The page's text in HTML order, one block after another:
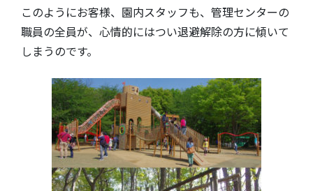
このようにお客様、園内スタッフも、管理センターの
職員の全員が、心情的にはつい退避解除の方に傾いて
しまうのです。